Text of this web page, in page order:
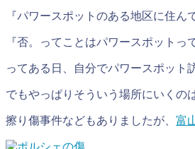
『パワースポットのある地区に住ん
『否。ってことはパワースポットっ
ってある日、自分でパワースポット
でもやっぱりそういう場所にいくの
擦り傷事件などもありましたが、 富